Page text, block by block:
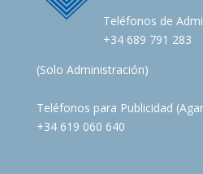
Teléfonos de
+34 689 791 283
(Solo Administración)
Teléfonos para Publicidad
+34 619 060 640